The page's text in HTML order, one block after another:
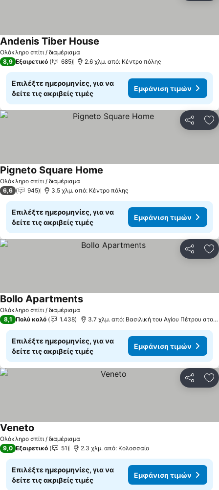
Ολόκληρο σπίτι / διαμέρισμα
Andenis Tiber House
8,9 Εξαιρετικό 685 2.6 χλμ. από: Κέντρο πόλης
Επιλέξτε ημερομηνίες, για να
δείτε τις ακριβείς τιμές
Εμφάνιση τιμών
Ολόκληρο σπίτι / διαμέρισμα
Pigneto Square Home
6,6 945 3.5 χλμ. από: Κέντρο πόλης
Επιλέξτε ημερομηνίες, για να
δείτε τις ακριβείς τιμές
Εμφάνιση τιμών
Ολόκληρο σπίτι / διαμέρισμα
Bollo Apartments
8,1 Πολύ καλό 1.438 3.7 χλμ. από: Βασιλική του Αγίου Πέτρου στο Βατικανό
Επιλέξτε ημερομηνίες, για να
δείτε τις ακριβείς τιμές
Εμφάνιση τιμών
Ολόκληρο σπίτι / διαμέρισμα
Veneto
9,0 Εξαιρετικό 51 2.3 χλμ. από: Κολοσσαίο
Επιλέξτε ημερομηνίες, για να
δείτε τις ακριβείς τιμές
Εμφάνιση τιμών